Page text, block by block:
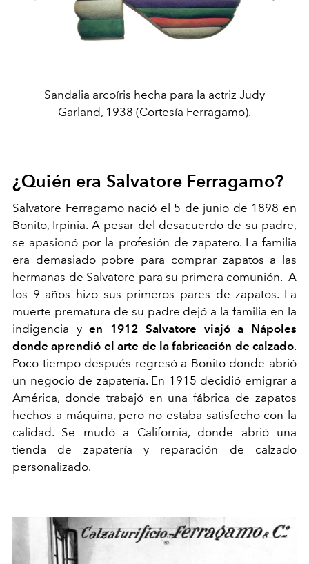
Sandalia arcoíris hecha para la actriz Judy
Garland, 1938 (Cortesía Ferragamo).
¿Quién era Salvatore Ferragamo?
Salvatore Ferragamo nació el 5 de junio de 1898 en
Bonito, Irpinia. A pesar del desacuerdo de su padre,
se apasionó por la profesión de zapatero. La familia
era demasiado pobre para comprar zapatos a las
hermanas de Salvatore para su primera comunión. A
los 9 años hizo sus primeros pares de zapatos. La
muerte prematura de su padre dejó a la familia en la
indigencia yen 1912 Salvatore viajó a Nápoles
donde aprendió el arte de la fabricación de calzado.
Poco tiempo después regresó a Bonito donde abrió
un negocio de zapatería. En 1915 decidió emigrar a
América, donde trabajó en una fábrica de zapatos
hechos a máquina, pero no estaba satisfecho con la
calidad. Se mudó a California, donde abrió una
tienda de zapatería y reparación de calzado
personalizado.